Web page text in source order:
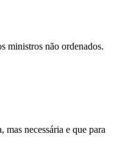
ministros não ordenados.
necessária e que para